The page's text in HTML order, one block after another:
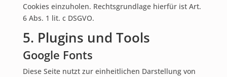
Cookies einzuholen. Rechtsgrundlage hierfür ist Art.
6 Abs. 1 lit. c DSGVO.
5. Plugins und Tools
Google Fonts
Diese Seite nutzt zur einheitlichen Darstellung von